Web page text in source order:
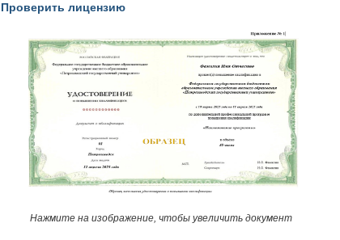
Проверить лицензию
Нажмите на изображение, чтобы увеличить документ